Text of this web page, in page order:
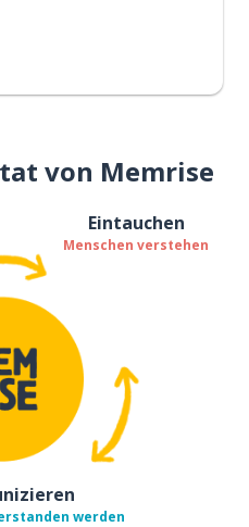
von Memrise
Eintauchen
Menschen verstehen
werden